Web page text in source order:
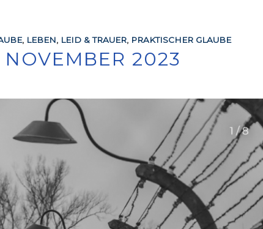
, LEBEN, LEID & TRAUER, PRAKTISCHER GLAUBE
2023